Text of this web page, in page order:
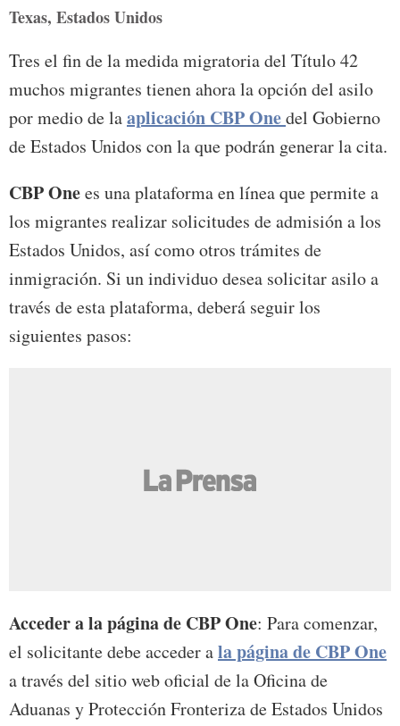
Texas, Estados Unidos
Tres el fin de la medida migratoria del Título 42
muchos migrantes tienen ahora la opción del asilo
por medio de laaplicación CBP Onedel Gobierno
de Estados Unidos con la que podrán generar la cita.
CBP Onees una plataforma en línea que permite a
los migrantes realizar solicitudes de admisión a los
Estados Unidos, así como otros trámites de
inmigración. Si un individuo desea solicitar asilo a
través de esta plataforma, deberá seguir los
siguientes pasos:
Acceder a la página de CBP One: Para comenzar,
el solicitante debe acceder ala página de CBP One
a través del sitio web oficial de la Oficina de
Aduanas y Protección Fronteriza de Estados Unidos